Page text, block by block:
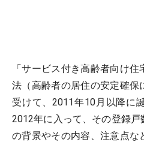
「サービス付き高齢者向け
法（高齢者の居住の安定確保
受けて、2011年10月以降に
2012年に入って、その登録
の背景やその内容、注意点な